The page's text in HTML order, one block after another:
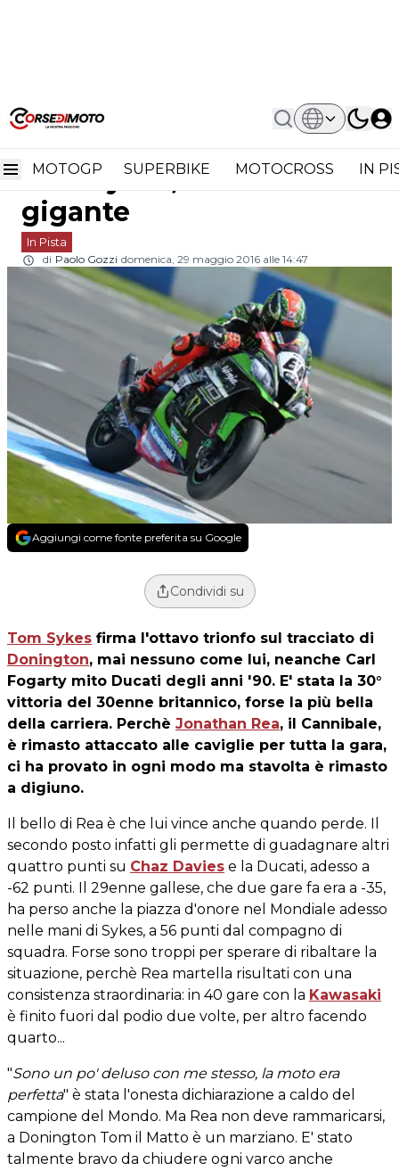
MOTOGP SUPERBIKE MOTOCROSS IN
Home In Pista
Superbike Donington Tom Sykes,
Superbike Donington
Tom Sykes, l'urlo del
gigante
In Pista
di Paolo Gozzi domenica, 29 maggio 2016 alle 14:47
Aggiungi come fonte preferita su Google
Condividi su
Tom Sykes firma l'ottavo trionfo sul tracciato di
Donington, mai nessuno come lui, neanche Carl
Fogarty mito Ducati degli anni '90. E' stata la 30°
vittoria del 30enne britannico, forse la più bella
della carriera. Perchè Jonathan Rea, il Cannibale,
è rimasto attaccato alle caviglie per tutta la gara,
ci ha provato in ogni modo ma stavolta è rimasto
a digiuno.
Il bello di Rea è che lui vince anche quando perde. Il
secondo posto infatti gli permette di guadagnare altri
quattro punti su Chaz Davies e la Ducati, adesso a
-62 punti. Il 29enne gallese, che due gare fa era a -35,
ha perso anche la piazza d'onore nel Mondiale adesso
nelle mani di Sykes, a 56 punti dal compagno di
squadra. Forse sono troppi per sperare di ribaltare la
situazione, perchè Rea martella risultati con una
consistenza straordinaria: in 40 gare con la Kawasaki
è finito fuori dal podio due volte, per altro facendo
quarto...
"Sono un po' deluso con me stesso, la moto era
perfetta" è stata l'onesta dichiarazione a caldo del
campione del Mondo. Ma Rea non deve rammaricarsi,
a Donington Tom il Matto è un marziano. E' stato
talmente bravo da chiudere ogni varco anche